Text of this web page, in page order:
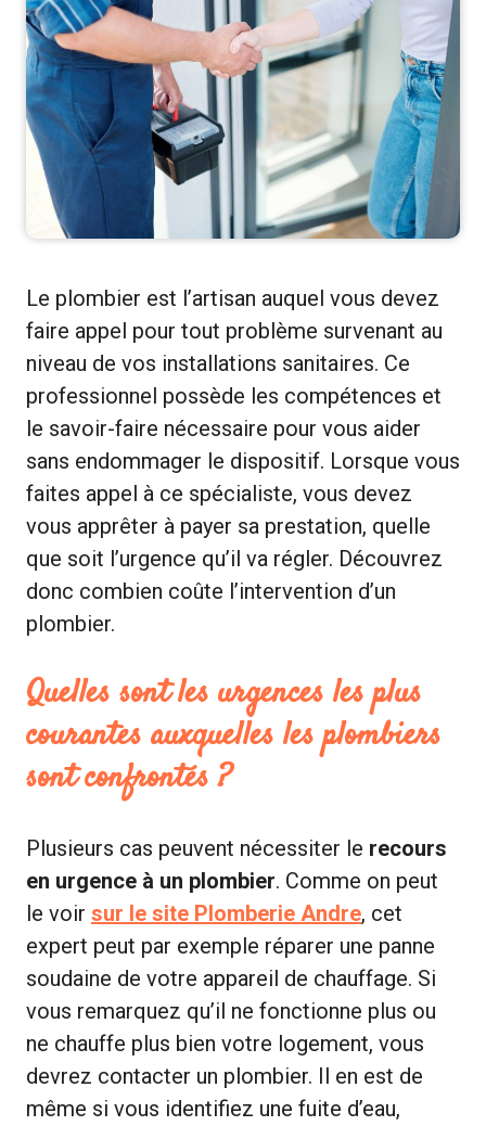
Le plombier est l’artisan auquel vous devez
faire appel pour tout problème survenant au
niveau de vos installations sanitaires. Ce
professionnel possède les compétences et
le savoir-faire nécessaire pour vous aider
sans endommager le dispositif. Lorsque vous
faites appel à ce spécialiste, vous devez
vous apprêter à payer sa prestation, quelle
que soit l’urgence qu’il va régler. Découvrez
donc combien coûte l’intervention d’un
plombier.
Quelles sont les urgences les plus
courantes auxquelles les plombiers
sont confrontés ?
Plusieurs cas peuvent nécessiter le recours
en urgence à un plombier. Comme on peut
le voir sur le site Plomberie Andre, cet
expert peut par exemple réparer une panne
soudaine de votre appareil de chauffage. Si
vous remarquez qu’il ne fonctionne plus ou
ne chauffe plus bien votre logement, vous
devrez contacter un plombier. Il en est de
même si vous identifiez une fuite d’eau,